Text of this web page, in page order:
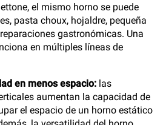
el mismo horno se puede
pasta choux, hojaldre, pequeña
gastronómicas. Una
en múltiples líneas de
en menos espacio: las
aumentan la capacidad de
el espacio de un horno estático